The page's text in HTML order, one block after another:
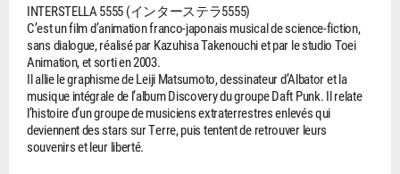
INTERSTELLA 5555 (インターステラ5555)
C’est un film d’animation franco-japonais musical de science-fiction,
sans dialogue, réalisé par Kazuhisa Takenouchi et par le studio Toei
Animation, et sorti en 2003.
Il allie le graphisme de Leiji Matsumoto, dessinateur d’Albator et la
musique intégrale de l’album Discovery du groupe Daft Punk. Il relate
l’histoire d’un groupe de musiciens extraterrestres enlevés qui
deviennent des stars sur Terre, puis tentent de retrouver leurs
souvenirs et leur liberté.